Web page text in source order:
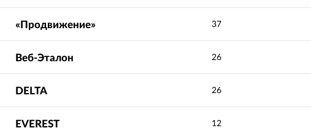
«Продвижение» 37
Веб-Эталон 26
DELTA 26
EVEREST 12